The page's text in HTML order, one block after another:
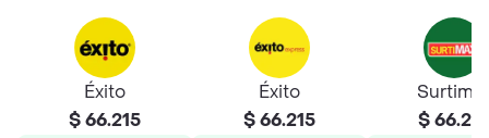
Éxito
$ 66.215
Éxito
$ 66.215
$ 66.215